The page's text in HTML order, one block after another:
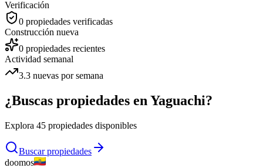
Verificación
0 propiedades verificadas
Construcción nueva
0 propiedades recientes
Actividad semanal
3.3 nuevas por semana
¿Buscas propiedades en Yaguachi?
Explora 45 propiedades disponibles
Buscar propiedades
doomos